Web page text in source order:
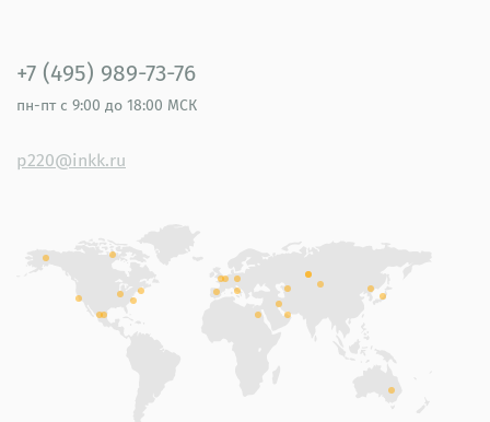
+7 (495) 989-73-76
пн-пт с 9:00 до 18:00 МСК
p220@inkk.ru